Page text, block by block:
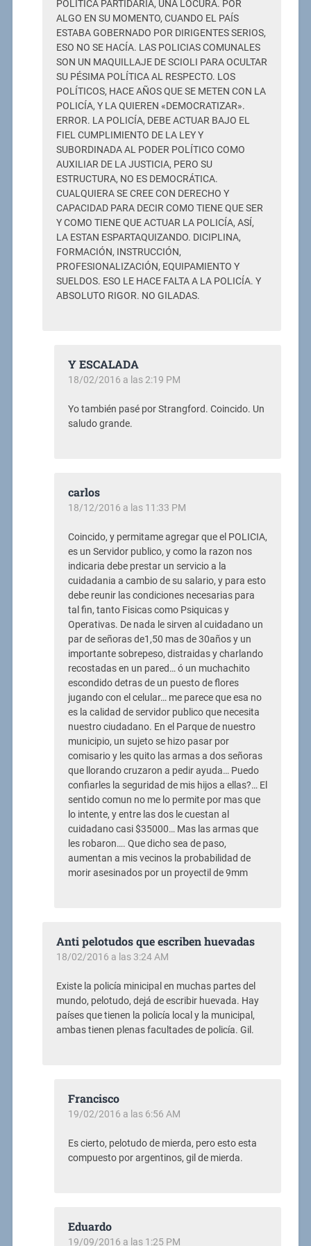
POLÍTICA PARTIDARIA, UNA LOCURA. POR
ALGO EN SU MOMENTO, CUANDO EL PAÍS
ESTABA GOBERNADO POR DIRIGENTES SERIOS,
ESO NO SE HACÍA. LAS POLICIAS COMUNALES
SON UN MAQUILLAJE DE SCIOLI PARA OCULTAR
SU PÉSIMA POLÍTICA AL RESPECTO. LOS
POLÍTICOS, HACE AÑOS QUE SE METEN CON LA
POLICÍA, Y LA QUIEREN «DEMOCRATIZAR».
ERROR. LA POLICÍA, DEBE ACTUAR BAJO EL
FIEL CUMPLIMIENTO DE LA LEY Y
SUBORDINADA AL PODER POLÍTICO COMO
AUXILIAR DE LA JUSTICIA, PERO SU
ESTRUCTURA, NO ES DEMOCRÁTICA.
CUALQUIERA SE CREE CON DERECHO Y
CAPACIDAD PARA DECIR COMO TIENE QUE SER
Y COMO TIENE QUE ACTUAR LA POLICÍA, ASÍ,
LA ESTAN ESPARTAQUIZANDO. DICIPLINA,
FORMACIÓN, INSTRUCCIÓN,
PROFESIONALIZACIÓN, EQUIPAMIENTO Y
SUELDOS. ESO LE HACE FALTA A LA POLICÍA. Y
ABSOLUTO RIGOR. NO GILADAS.
Y ESCALADA
18/02/2016 a las 2:19 PM
Yo también pasé por Strangford. Coincido. Un
saludo grande.
carlos
18/12/2016 a las 11:33 PM
Coincido, y permitame agregar que el POLICIA,
es un Servidor publico, y como la razon nos
indicaria debe prestar un servicio a la
cuidadania a cambio de su salario, y para esto
debe reunir las condiciones necesarias para
tal fin, tanto Fisicas como Psiquicas y
Operativas. De nada le sirven al cuidadano un
par de señoras de1,50 mas de 30años y un
importante sobrepeso, distraidas y charlando
recostadas en un pared… ó un muchachito
escondido detras de un puesto de flores
jugando con el celular… me parece que esa no
es la calidad de servidor publico que necesita
nuestro ciudadano. En el Parque de nuestro
municipio, un sujeto se hizo pasar por
comisario y les quito las armas a dos señoras
que llorando cruzaron a pedir ayuda… Puedo
confiarles la seguridad de mis hijos a ellas?… El
sentido comun no me lo permite por mas que
lo intente, y entre las dos le cuestan al
cuidadano casi $35000… Mas las armas que
les robaron…. Que dicho sea de paso,
aumentan a mis vecinos la probabilidad de
morir asesinados por un proyectil de 9mm
Anti pelotudos que escriben huevadas
18/02/2016 a las 3:24 AM
Existe la policía minicipal en muchas partes del
mundo, pelotudo, dejá de escribir huevada. Hay
países que tienen la policía local y la municipal,
ambas tienen plenas facultades de policía. Gil.
Francisco
19/02/2016 a las 6:56 AM
Es cierto, pelotudo de mierda, pero esto esta
compuesto por argentinos, gil de mierda.
Eduardo
19/09/2016 a las 1:25 PM